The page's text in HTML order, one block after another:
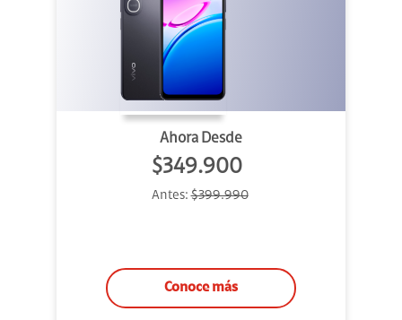
Ahora Desde
$349.900
Antes:$399.990
Conoce más